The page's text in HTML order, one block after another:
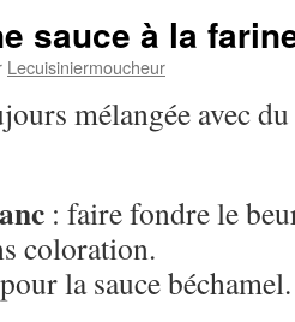
sauce à la
Lecuisiniermoucheur
mélangée avec
: faire fondre le
coloration.
la sauce béchamel.